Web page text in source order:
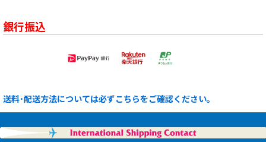
銀行振込
送料･配送方法については必ずこちらをご確認ください。